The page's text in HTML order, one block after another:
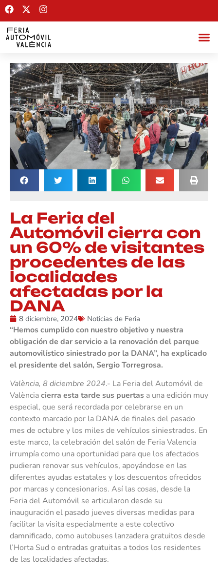
La Feria del
Automóvil cierra con
un 60% de visitantes
procedentes de las
localidades
afectadas por la
DANA
8 diciembre, 2024 Noticias de Feria
“Hemos cumplido con nuestro objetivo y nuestra
obligación de dar servicio a la renovación del parque
automovilístico siniestrado por la DANA”, ha explicado
el presidente del salón, Sergio Torregrosa.
València, 8 diciembre 2024.- La Feria del Automóvil de
Valènciacierra esta tarde sus puertas a una edición muy
especial, que será recordada por celebrarse en un
contexto marcado por la DANA de finales del pasado
mes de octubre y los miles de vehículos siniestrados. En
este marco, la celebración del salón de Feria Valencia
irrumpía como una oportunidad para que los afectados
pudieran renovar sus vehículos, apoyándose en las
diferentes ayudas estatales y los descuentos ofrecidos
por marcas y concesionarios. Así las cosas, desde la
Feria del Automóvil se articularon desde su
inauguración el pasado jueves diversas medidas para
facilitar la visita especialmente a este colectivo
damnificado, como autobuses lanzadera gratuitos desde
l’Horta Sud o entradas gratuitas a todos los residentes
de las localidades afectadas.